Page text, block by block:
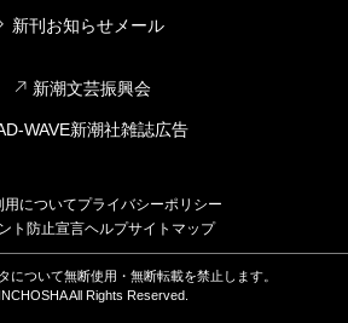
新刊お知らせメール
新潮文芸振興会
WAVE新潮社雑誌広告
用についてプライバシーポリシー
ト防止宣言ヘルプサイトマップ
について無断使用・無断転載を禁止します。
All Rights Reserved.